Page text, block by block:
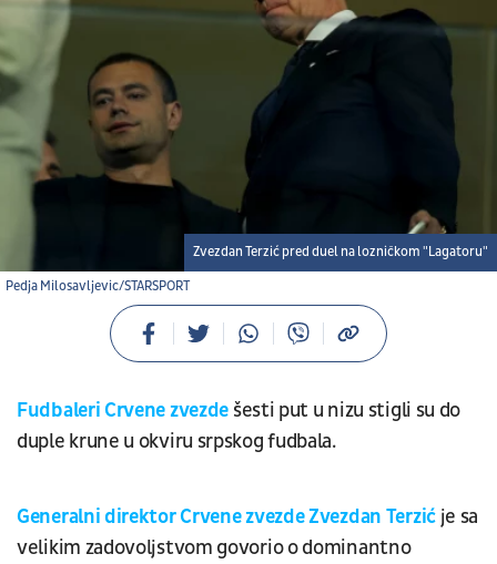
Pedja Milosavljevic/STARSPORT
Zvezdan Terzić pred duel na lozničkom "Lagatoru"
Fudbaleri Crvene zvezde šesti put u nizu stigli su do
duple krune u okviru srpskog fudbala.
Generalni direktor Crvene zvezde Zvezdan Terzićje sa
velikim zadovoljstvom govorio o dominantno